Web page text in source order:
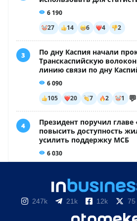
247k 21k 12k 75